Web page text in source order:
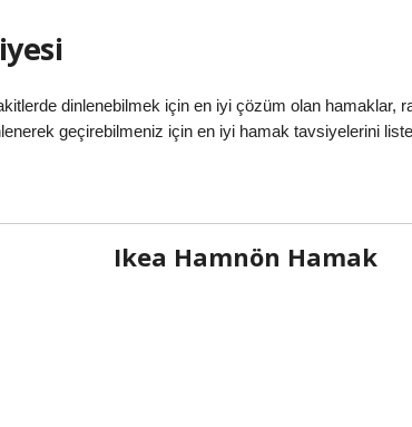
dinlenebilmek için en iyi çözüm olan hamaklar,
geçirebilmeniz için en iyi hamak tavsiyelerini
Ikea Hamnön Hamak